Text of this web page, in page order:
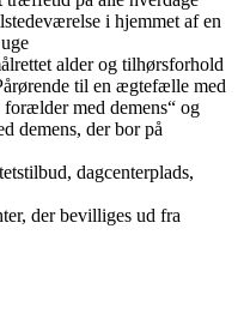
i hjemmet af en
alder og tilhørsforhold
til en ægtefælle med
med demens“ og
demens, der bor på
dagcenterplads,
der bevilliges ud fra